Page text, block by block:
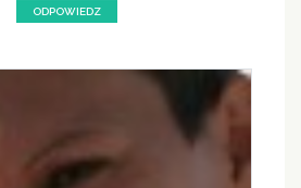
ODPOWIEDZ